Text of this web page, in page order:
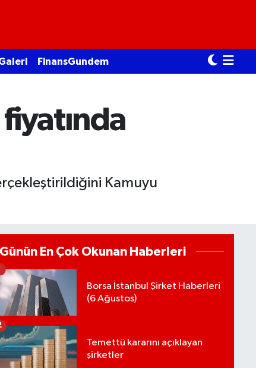
FinansGundem
Kamuyu
Günün En Çok Okunan Haberleri
Borsa İstanbul Şirket Haberleri
(6 Ağustos)
Temettü kararını açıklayan
şirketler